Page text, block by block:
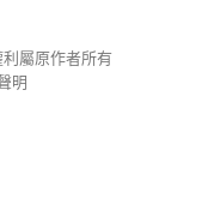
屬原作者所有
明